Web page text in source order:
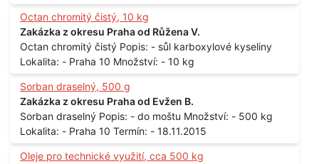
až 1 l
Octan chromitý čistý, 10 kg
Zakázka z okresu Praha od Růžena V.
Octan chromitý čistý Popis: - sůl karboxylové kyseliny
Lokalita: - Praha 10 Množství: - 10 kg
Sorban draselný, 500 g
Zakázka z okresu Praha od Evžen B.
Sorban draselný Popis: - do moštu Množství: - 500 kg
Lokalita: - Praha 10 Termín: - 18.11.2015
Oleje pro technické využití, cca 500 kg